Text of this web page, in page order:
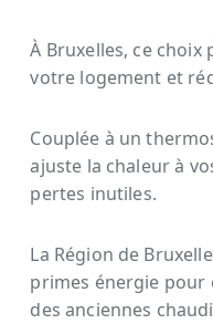
À Bruxelles, ce choix
votre logement et
Couplée à un
ajuste la chaleur à
pertes inutiles.
La Région de
primes énergie pour
des anciennes